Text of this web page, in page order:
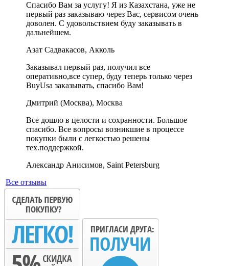
Спасибо Вам за услугу! Я из Казахстана, уже не
первый раз заказываю через Вас, сервисом очень
доволен. С удовольствием буду заказывать в
дальнейшем.
Азат Садвакасов, Акколь
Заказывал первый раз, получил все
оперативно,все супер, буду теперь только через
BuyUsa заказывать, спасибо Вам!
Дмитрий (Москва), Москва
Все дошло в целости и сохранности. Большое
спасибо. Все вопросы возникшие в процессе
покупки были с легкостью решены
тех.поддержкой.
Александр Анисимов, Saint Petersburg
Все отзывы